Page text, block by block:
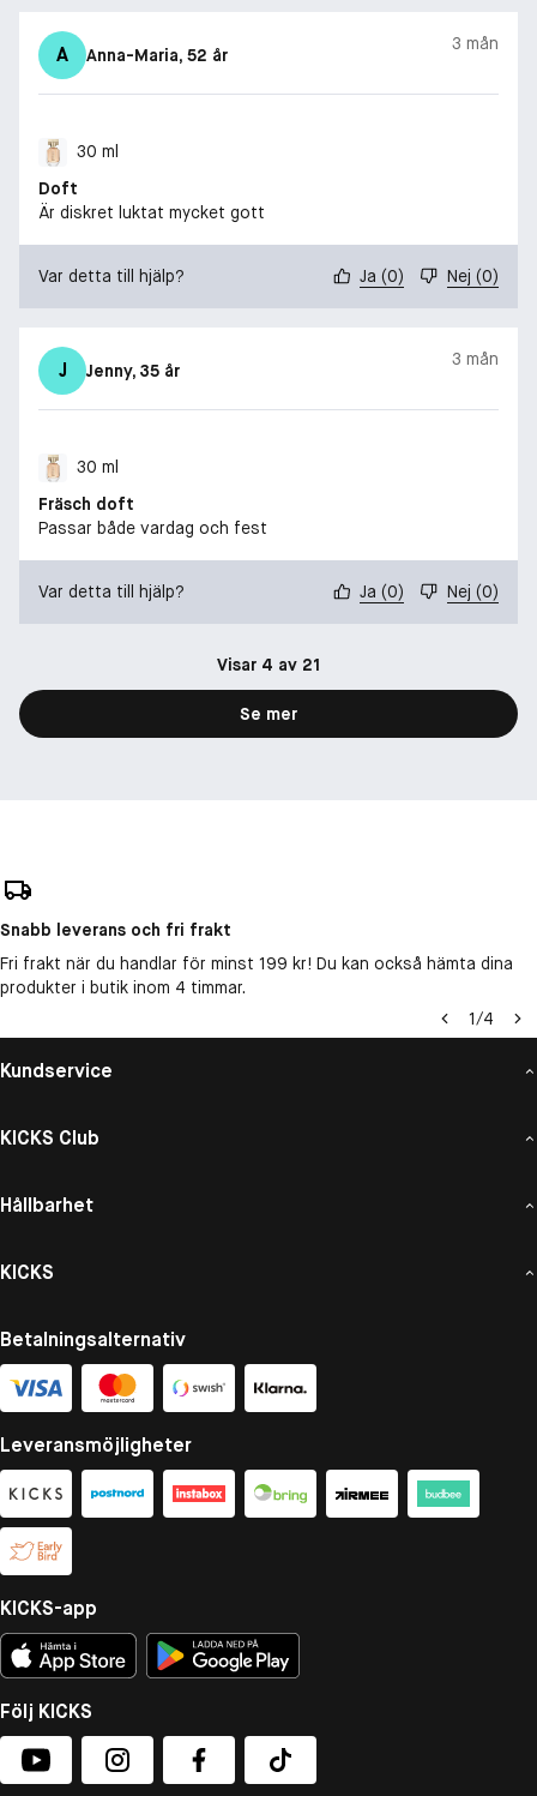
A Anna-Maria, 52 år
3 mån
30 ml
Doft
Är diskret luktat mycket gott
Var detta till hjälp? Ja (0) Nej (0)
J Jenny, 35 år
3 mån
30 ml
Fräsch doft
Passar både vardag och fest
Var detta till hjälp? Ja (0) Nej (0)
Visar 4 av 21
Se mer
Snabb leverans och fri frakt
Fri frakt när du handlar för minst 199 kr! Du kan också hämta dina
produkter i butik inom 4 timmar.
1/4
Kundservice
KICKS Club
Hållbarhet
KICKS
Betalningsalternativ
Leveransmöjligheter
KICKS-app
Följ KICKS